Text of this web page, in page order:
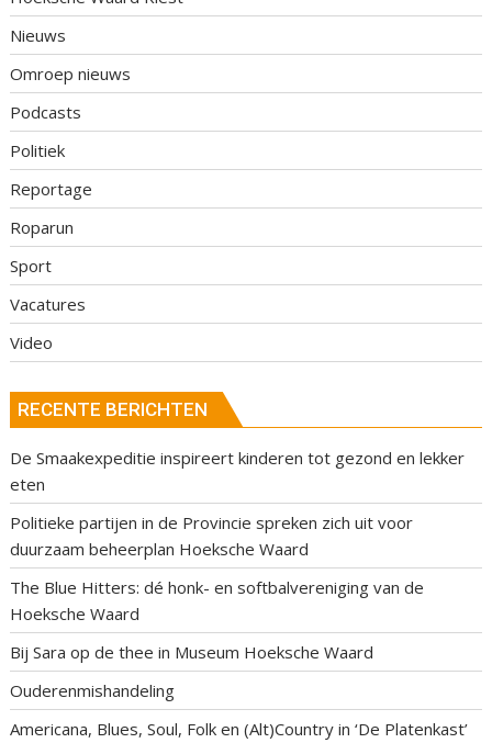
Nieuws
Omroep nieuws
Podcasts
Politiek
Reportage
Roparun
Sport
Vacatures
Video
RECENTE BERICHTEN
De Smaakexpeditie inspireert kinderen tot gezond en lekker
eten
Politieke partijen in de Provincie spreken zich uit voor
duurzaam beheerplan Hoeksche Waard
The Blue Hitters: dé honk- en softbalvereniging van de
Hoeksche Waard
Bij Sara op de thee in Museum Hoeksche Waard
Ouderenmishandeling
Americana, Blues, Soul, Folk en (Alt)Country in ‘De Platenkast’